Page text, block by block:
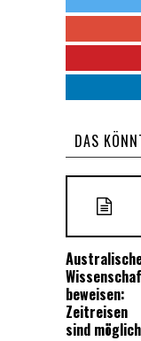
DAS
beweisen:
Zeitreisen
sind möglich